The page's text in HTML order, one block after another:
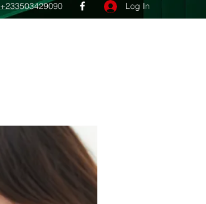
+233503429090 Log In